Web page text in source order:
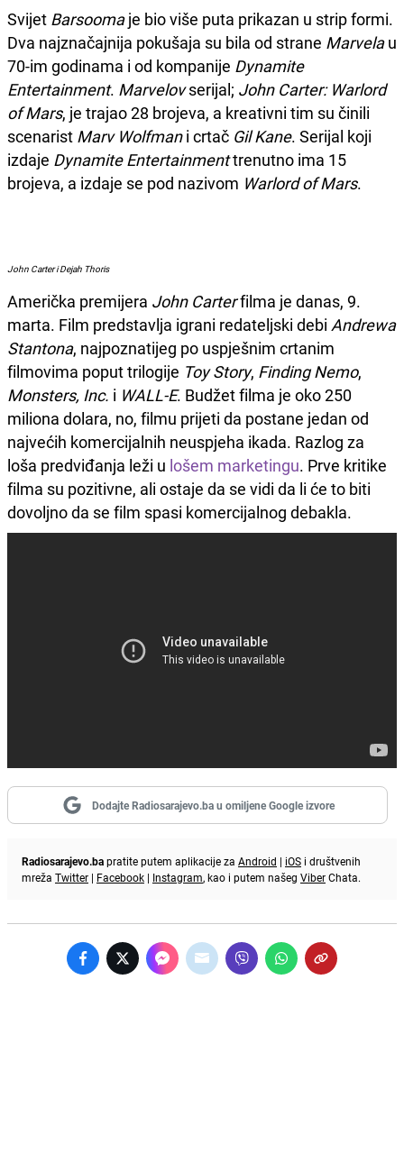
Svijet Barsoomaje bio više puta prikazan u strip formi.
Dva najznačajnija pokušaja su bila od strane Marvelau
70-im godinama i od kompanije Dynamite
Entertainment. Marvelovserijal; John Carter: Warlord
of Mars, je trajao 28 brojeva, a kreativni tim su činili
scenarist Marv Wolfmani crtač Gil Kane. Serijal koji
izdaje Dynamite Entertainmenttrenutno ima 15
brojeva, a izdaje se pod nazivom Warlord of Mars.
John Carter i Dejah Thoris
Američka premijera John Carterfilma je danas, 9.
marta. Film predstavlja igrani redateljski debi Andrewa
Stantona, najpoznatijeg po uspješnim crtanim
filmovima poput trilogije Toy Story, Finding Nemo,
Monsters, Inc. i WALL-E. Budžet filma je oko 250
miliona dolara, no, filmu prijeti da postane jedan od
najvećih komercijalnih neuspjeha ikada. Razlog za
loša predviđanja leži u lošem marketingu. Prve kritike
filma su pozitivne, ali ostaje da se vidi da li će to biti
dovoljno da se film spasi komercijalnog debakla.
Dodajte Radiosarajevo.ba u omiljene Google izvore
Radiosarajevo.bapratite putem aplikacije za Android | iOS i društvenih
mreža Twitter | Facebook | Instagram, kao i putem našeg ViberChata.